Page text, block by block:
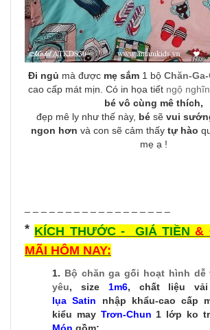
Đi ngủ mà được mẹ sắm 1 bộ Chăn-
cao cấp mát mịn. Có in họa tiết ngộ
bé vô cùng mê thích,
đẹp mê ly như thế này, bésẽ vui
ngon hơn và con sẽ cảm thấy tự hào
mẹ ạ !
*KÍCH THƯỚC - GIÁ TIỀN &
MÃI HÔM NAY:
1. Bộ chăn ga gối hoạt hình
yêu, size 1m6, chất liệu
lụa Satin nhập khẩu-cao cấp
kiểu may Trơn-Chun 1 lớp ko